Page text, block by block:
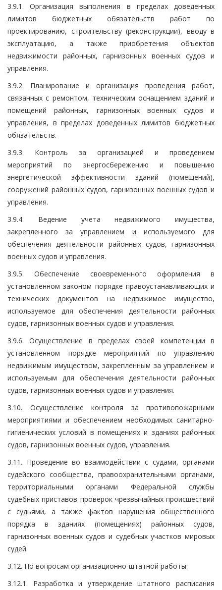
3.9.1. Организация выполнения в пределах доведенных
лимитов бюджетных обязательств работ по
проектированию, строительству (реконструкции), вводу в
эксплуатацию, а также приобретения объектов
недвижимости районных, гарнизонных военных судов и
управления.
3.9.2. Планирование и организация проведения работ,
связанных с ремонтом, техническим оснащением зданий и
помещений районных, гарнизонных военных судов и
управления, в пределах доведенных лимитов бюджетных
обязательств.
3.9.3. Контроль за организацией и проведением
мероприятий по энергосбережению и повышению
энергетической эффективности зданий (помещений),
сооружений районных судов, гарнизонных военных судов и
управления.
3.9.4. Ведение учета недвижимого имущества,
закрепленного за управлением и используемого для
обеспечения деятельности районных судов, гарнизонных
военных судов и управления.
3.9.5. Обеспечение своевременного оформления в
установленном законом порядке правоустанавливающих и
технических документов на недвижимое имущество,
используемое для обеспечения деятельности районных
судов, гарнизонных военных судов и управления.
3.9.6. Осуществление в пределах своей компетенции в
установленном порядке мероприятий по управлению
недвижимым имуществом, закрепленным за управлением и
используемым для обеспечения деятельности районных
судов, гарнизонных военных судов и управления.
3.10. Осуществление контроля за противопожарными
мероприятиями и обеспечением необходимых санитарно-
гигиенических условий в помещениях и зданиях районных
судов, гарнизонных военных судов, управления.
3.11. Проведение во взаимодействии с судами, органами
судейского сообщества, правоохранительными органами,
территориальными органами Федеральной службы
судебных приставов проверок чрезвычайных происшествий
с судьями, а также фактов нарушения общественного
порядка в зданиях (помещениях) районных судов,
гарнизонных военных судов и судебных участков мировых
судей.
3.12. По вопросам организационно-штатной работы:
3.12.1. Разработка и утверждение штатного расписания